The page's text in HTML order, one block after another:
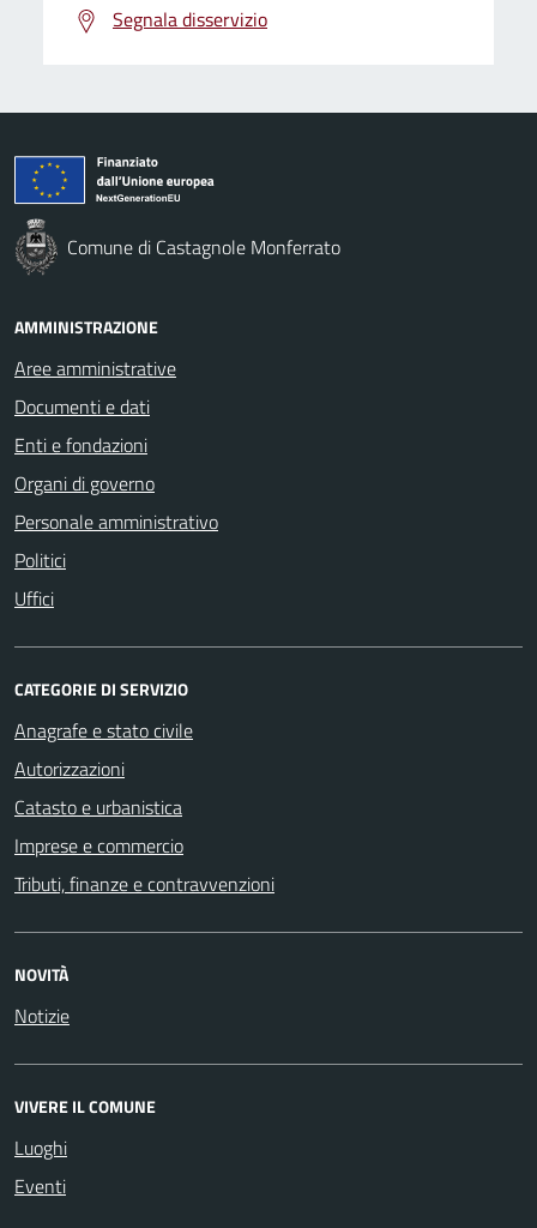
Segnala disservizio
Comune di Castagnole Monferrato
AMMINISTRAZIONE
Aree amministrative
Documenti e dati
Enti e fondazioni
Organi di governo
Personale amministrativo
Politici
Uffici
CATEGORIE DI SERVIZIO
Anagrafe e stato civile
Autorizzazioni
Catasto e urbanistica
Imprese e commercio
Tributi, finanze e contravvenzioni
NOVITÀ
Notizie
VIVERE IL COMUNE
Luoghi
Eventi